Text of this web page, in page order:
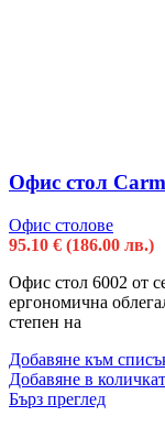
Офис стол
Офис столове
95.10 € (186.00 лв.)
Офис стол 6002 от
ергономична
степен на
Добавяне към
Добавяне в
Бърз преглед